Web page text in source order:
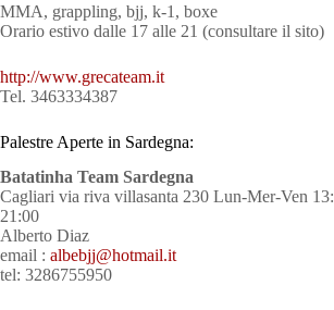
MMA, grappling, bjj, k-1, boxe
Orario estivo dalle 17 alle 21 (consultare il sito)
http://www.grecateam.it
Tel. 3463334387
Palestre Aperte in Sardegna:
Batatinha Team Sardegna
Cagliari via riva villasanta 230 Lun-Mer-Ven
21:00
Alberto Diaz
email : albebjj@hotmail.it
tel: 3286755950